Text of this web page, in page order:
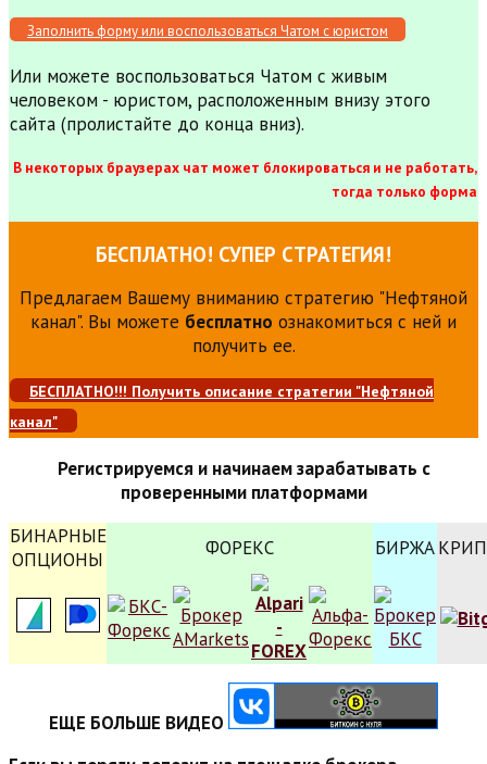
Заполнить форму или воспользоваться Чатом с юристом
Или можете воспользоваться Чатом с живым
человеком - юристом, расположенным внизу этого
сайта (пролистайте до конца вниз).
В некоторых браузерах чат может блокироваться и не работать,
тогда только форма
БЕСПЛАТНО! СУПЕР СТРАТЕГИЯ!
Предлагаем Вашему вниманию стратегию "Нефтяной
канал". Вы можете бесплатно ознакомиться с ней и
получить ее.
БЕСПЛАТНО!!! Получить описание стратегии "Нефтяной
канал"
Регистрируемся и начинаем зарабатывать с
проверенными платформами
БИНАРНЫЕ
ОПЦИОНЫ
ФОРЕКС БИРЖА
ЕЩЕ БОЛЬШЕ ВИДЕО